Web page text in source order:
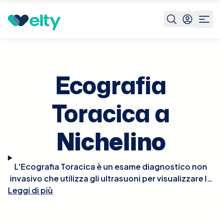
Prenota visita Nichelino
Ecografia
Toracica a
Nichelino
L'Ecografia Toracica è un esame diagnostico non
invasivo che utilizza gli ultrasuoni per visualizzare le
strutture della parete toracica, come muscoli,
Leggi di più